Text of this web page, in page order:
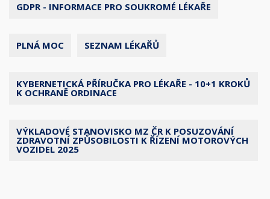
GDPR - INFORMACE PRO SOUKROMÉ LÉKAŘE
PLNÁ MOC SEZNAM LÉKAŘŮ
KYBERNETICKÁ PŘÍRUČKA PRO LÉKAŘE - 10+1 KROKŮ
K OCHRANĚ ORDINACE
VÝKLADOVÉ STANOVISKO MZ ČR K POSUZOVÁNÍ
ZDRAVOTNÍ ZPŮSOBILOSTI K ŘÍZENÍ MOTOROVÝCH
VOZIDEL 2025